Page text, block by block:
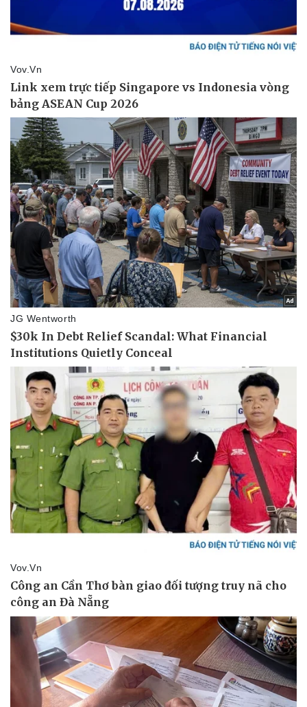
Chuyển đổi số
Cây thuốc
Sản phụ khoa
Nhi khoa
Nam khoa
Làm đẹp - giảm cân
Phòng mạch online
Ăn sạch sống khỏe
Blog